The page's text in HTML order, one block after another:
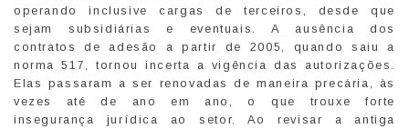
operando inclusive cargas de terceiros, desde que
sejam subsidiárias e eventuais. A ausência dos
contratos de adesão a partir de 2005, quando saiu a
norma 517, tornou incerta a vigência das autorizações.
Elas passaram a ser renovadas de maneira precária, às
vezes até de ano em ano, o que trouxe forte
insegurança jurídica ao setor. Ao revisar a antiga